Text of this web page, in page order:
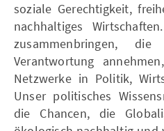
soziale Gerechtigkeit,
nachhaltiges
zusammenbringen,
Verantwortung
Netzwerke in Politik,
Unser politisches
die Chancen, die